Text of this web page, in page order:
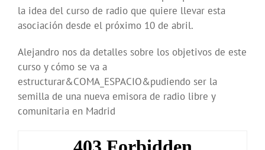
la idea del curso de radio que quiere llevar esta
asociación desde el próximo 10 de abril.
Alejandro nos da detalles sobre los objetivos de este
curso y cómo se va a
estructurar&COMA_ESPACIO&pudiendo ser la
semilla de una nueva emisora de radio libre y
comunitaria en Madrid